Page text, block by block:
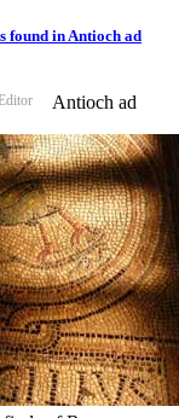
found in Antioch ad
Antioch ad